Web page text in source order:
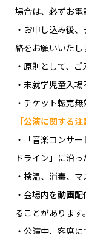
場合は、必ずお電
・お申し込み後
絡をお願いいたし
・原則として、
・未就学児童入場
・チケット転売無
［公演に関する注
・「音楽コンサ
ドライン」に沿っ
・検温、消毒、
・会場内を動画
ることがあります
・公演中、客席